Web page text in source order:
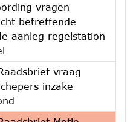
vragen
betreffende
aanleg regelstation
vraag
inzake